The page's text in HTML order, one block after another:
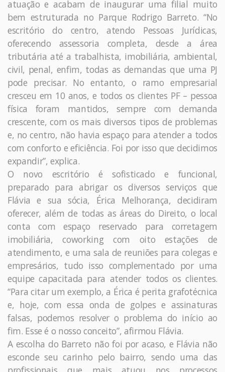
atuação e acabam de inaugurar uma filial muito
bem estruturada no Parque Rodrigo Barreto. “No
escritório do centro, atendo Pessoas Jurídicas,
oferecendo assessoria completa, desde a área
tributária até a trabalhista, imobiliária, ambiental,
civil, penal, enfim, todas as demandas que uma PJ
pode precisar. No entanto, o ramo empresarial
cresceu em 10 anos, e todos os clientes PF – pessoa
física foram mantidos, sempre com demanda
crescente, com os mais diversos tipos de problemas
e, no centro, não havia espaço para atender a todos
com conforto e eficiência. Foi por isso que decidimos
expandir”, explica.
O novo escritório é sofisticado e funcional,
preparado para abrigar os diversos serviços que
Flávia e sua sócia, Érica Melhorança, decidiram
oferecer, além de todas as áreas do Direito, o local
conta com espaço reservado para corretagem
imobiliária, coworking com oito estações de
atendimento, e uma sala de reuniões para colegas e
empresários, tudo isso complementado por uma
equipe capacitada para atender todos os clientes.
“Para citar um exemplo, a Érica é perita grafotécnica
e, hoje, com essa onda de golpes e assinaturas
falsas, podemos resolver o problema do início ao
fim. Esse é o nosso conceito”, afirmou Flávia.
A escolha do Barreto não foi por acaso, e Flávia não
esconde seu carinho pelo bairro, sendo uma das